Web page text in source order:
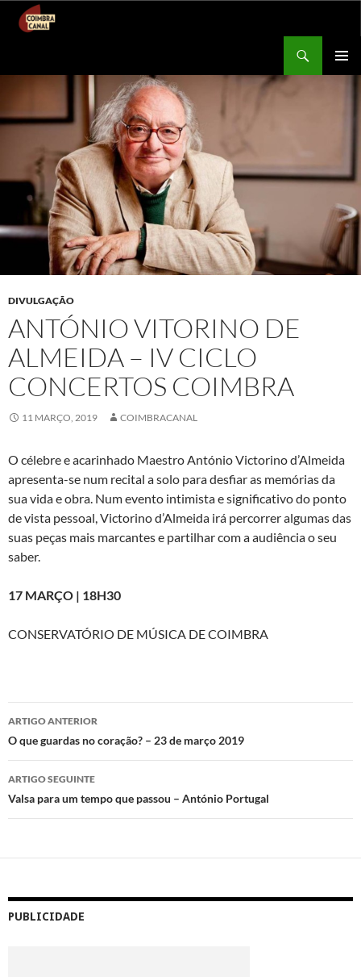
CONTEÚDO
DIVULGAÇÃO
ANTÓNIO VITORINO DE
ALMEIDA – IV CICLO
CONCERTOS COIMBRA
11 MARÇO, 2019 COIMBRACANAL
O célebre e acarinhado Maestro António Victorino d’Almeida
apresenta-se num recital a solo para desfiar as memórias da
sua vida e obra. Num evento intimista e significativo do ponto
de vista pessoal, Victorino d’Almeida irá percorrer algumas das
suas peças mais marcantes e partilhar com a audiência o seu
saber.
17 MARÇO | 18H30
CONSERVATÓRIO DE MÚSICA DE COIMBRA
Navegação
de
artigos
ARTIGO ANTERIOR
O que guardas no coração? – 23 de março 2019
ARTIGO SEGUINTE
Valsa para um tempo que passou – António Portugal
PUBLICIDADE